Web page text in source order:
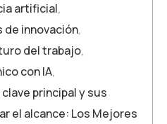
artificial,
de innovación,
del trabajo,
con IA,
principal y sus
el alcance: Los Mejores